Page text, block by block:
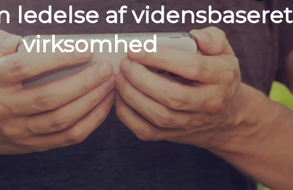
ledelse af vidensbaseret
virksomhed